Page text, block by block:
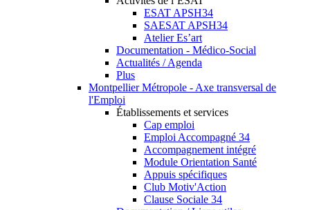
ESAT APSH34
SAESAT APSH34
Atelier Es’art
Documentation - Médico-Social
Actualités / Agenda
Plus
Montpellier Métropole - Axe transversal de
l'Emploi
Établissements et services
Cap emploi
Emploi Accompagné 34
Accompagnement intégré
Module Orientation Santé
Appuis spécifiques
Club Motiv'Action
Clause Sociale 34